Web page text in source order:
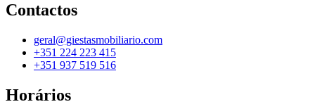
Contactos
geral@giestasmobiliario.com
+351 224 223 415
+351 937 519 516
Horários